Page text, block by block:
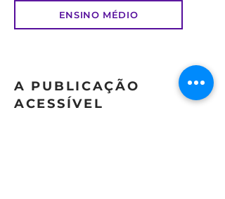
ENSINO MÉDIO
A PUBLICAÇÃO
ACESSÍVEL